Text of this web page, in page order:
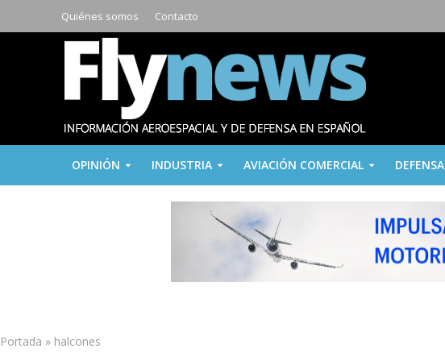
Quiénes somos Contacto
OPINIÓN INDUSTRIA AVIACIÓN COMERCIAL DEFENSA
Portada » halcones